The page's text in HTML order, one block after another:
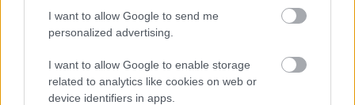
I want to allow Google to send me
personalized advertising.
I want to allow Google to enable storage
related to analytics like cookies on web or
device identifiers in apps.
Orvos figyelmeztet: ezt az apró reggeli tünetet ne
söpörd a szőnyeg alá